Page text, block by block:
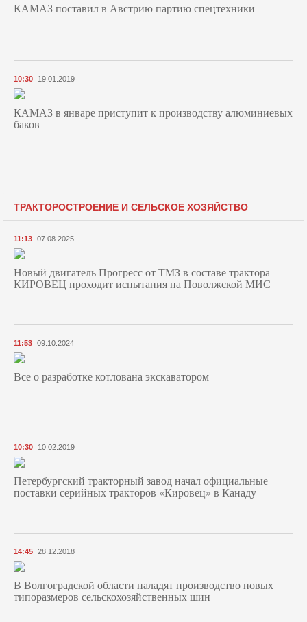
КАМАЗ поставил в Австрию партию спецтехники
10:30 19.01.2019
КАМАЗ в январе приступит к производству алюминиевых
баков
ТРАКТОРОСТРОЕНИЕ И СЕЛЬСКОЕ ХОЗЯЙСТВО
11:13 07.08.2025
Новый двигатель Прогресс от ТМЗ в составе трактора
КИРОВЕЦ проходит испытания на Поволжской МИС
11:53 09.10.2024
Все о разработке котлована экскаватором
10:30 10.02.2019
Петербургский тракторный завод начал официальные
поставки серийных тракторов «Кировец» в Канаду
14:45 28.12.2018
В Волгоградской области наладят производство новых
типоразмеров сельскохозяйственных шин